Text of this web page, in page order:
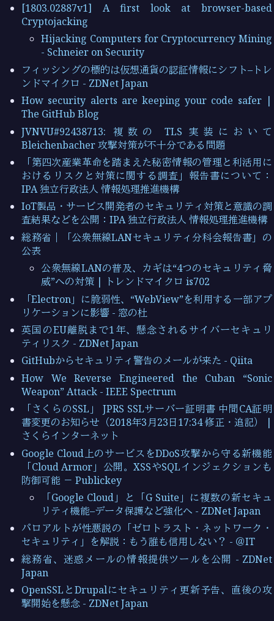
[1803.02887v1] A first look at browser-based
Cryptojacking
Hijacking Computers for Cryptocurrency Mining
- Schneier on Security
フィッシングの標的は仮想通貨の認証情報にシフト–トレ
ンドマイクロ - ZDNet Japan
How security alerts are keeping your code safer |
The GitHub Blog
JVNVU#92438713: 複数の TLS 実装において
Bleichenbacher 攻撃対策が不十分である問題
「第四次産業革命を踏まえた秘密情報の管理と利活用に
おけるリスクと対策に関する調査」報告書について：
IPA 独立行政法人 情報処理推進機構
IoT製品・サービス開発者のセキュリティ対策と意識の調
査結果などを公開：IPA 独立行政法人 情報処理推進機構
総務省｜「公衆無線LANセキュリティ分科会報告書」の
公表
公衆無線LANの普及、カギは“4つのセキュリティ脅
威”への対策 | トレンドマイクロ is702
「Electron」に脆弱性、“WebView”を利用する一部アプ
リケーションに影響 - 窓の杜
英国のEU離脱まで1年、懸念されるサイバーセキュリ
ティリスク - ZDNet Japan
GitHubからセキュリティ警告のメールが来た - Qiita
How We Reverse Engineered the Cuban “Sonic
Weapon” Attack - IEEE Spectrum
「さくらのSSL」 JPRS SSLサーバー証明書 中間CA証明
書変更のお知らせ（2018年3月23日17:34 修正・追記） |
さくらインターネット
Google Cloud上のサービスをDDoS攻撃から守る新機能
「Cloud Armor」公開。XSSやSQLインジェクションも
防御可能 － Publickey
「Google Cloud」と「G Suite」に複数の新セキュ
リティ機能–データ保護など強化へ - ZDNet Japan
パロアルトが性悪説の「ゼロトラスト・ネットワーク・
セキュリティ」を解説：もう誰も信用しない？ - ＠IT
総務省、迷惑メールの情報提供ツールを公開 - ZDNet
Japan
OpenSSLとDrupalにセキュリティ更新予告、直後の攻
撃開始を懸念 - ZDNet Japan